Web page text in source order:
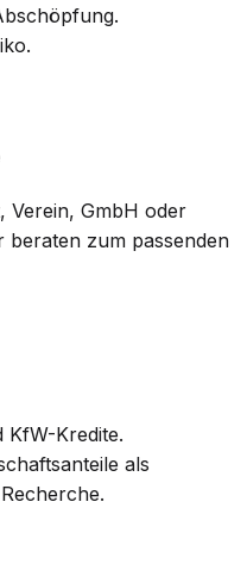
Verein, GmbH oder
beraten zum passenden
KfW-Kredite.
als